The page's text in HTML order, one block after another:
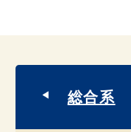
総合系